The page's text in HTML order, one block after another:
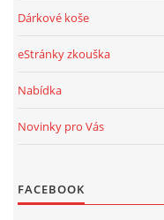
Dárkové koše
eStránky zkouška
Nabídka
Novinky pro Vás
FACEBOOK